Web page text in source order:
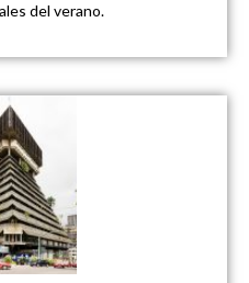
del verano.